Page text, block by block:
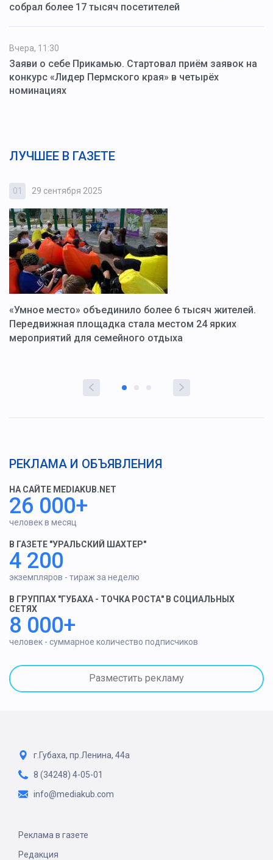
собрал более 17 тысяч посетителей
Вчера, 11:30
Заяви о себе Прикамью. Стартовал приём заявок на
конкурс «Лидер Пермского края» в четырёх
номинациях
ЛУЧШЕЕ В ГАЗЕТЕ
01 29 сентября 2025
«Умное место» объединило более 6 тысяч жителей.
Передвижная площадка стала местом 24 ярких
мероприятий для семейного отдыха
РЕКЛАМА И ОБЪЯВЛЕНИЯ
НА САЙТЕ MEDIAKUB.NET
26 000+
человек в месяц
В ГАЗЕТЕ "УРАЛЬСКИЙ ШАХТЕР"
4 200
экземпляров - тираж за неделю
В ГРУППАХ "ГУБАХА - ТОЧКА РОСТА" В СОЦИАЛЬНЫХ
СЕТЯХ
8 000+
человек - суммарное количество подписчиков
Разместить рекламу
г.Губаха, пр.Ленина, 44а
8 (34248) 4-05-01
info@mediakub.com
Реклама в газете
Редакция